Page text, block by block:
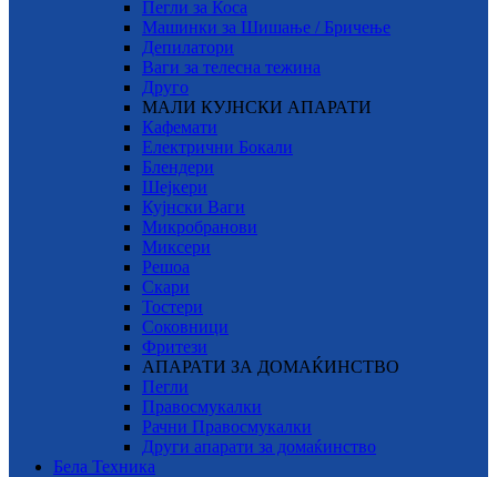
Пегли за Коса
Машинки за Шишање / Бричење
Депилатори
Ваги за телесна тежина
Друго
МАЛИ КУЈНСКИ АПАРАТИ
Кафемати
Електрични Бокали
Блендери
Шејкери
Кујнски Ваги
Микробранови
Миксери
Решоа
Скари
Тостери
Соковници
Фритези
АПАРАТИ ЗА ДОМАЌИНСТВО
Пегли
Правосмукалки
Рачни Правосмукалки
Други апарати за домаќинство
Бела Техника